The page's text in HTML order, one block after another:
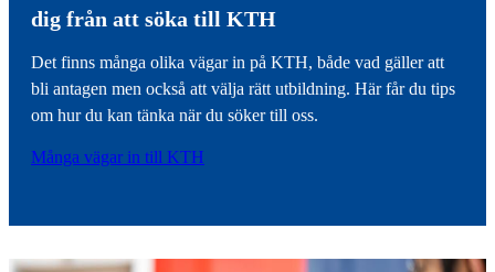
dig från att söka till KTH
Det finns många olika vägar in på KTH, både vad gäller att
bli antagen men också att välja rätt utbildning. Här får du tips
om hur du kan tänka när du söker till oss.
Många vägar in till KTH